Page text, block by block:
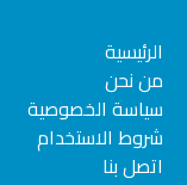
الرئيسية
من نحن
سياسة الخصوصية
شروط الاستخدام
اتصل بنا